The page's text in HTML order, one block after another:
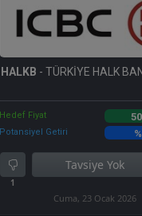
HALKB - TÜRKİYE HALK
Hedef Fiyat
Potansiyel Getiri
1
Tavsiye Yok
Cuma, 23 Ocak 2026